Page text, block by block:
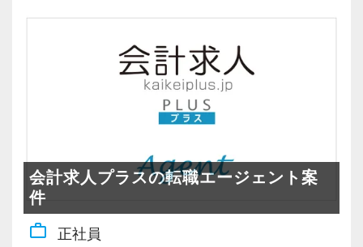
（１）プレイングマネージャー経験のある方
スタッフとしてスキルを磨きつつ、マネジ
メントにも挑戦したい方、大歓迎！
ンが実現可能です。
（２）税理士資格の取得支援
試験休暇制度があります。有給休暇と併用
そのために1番大切な事は既存の全ての業務のフ
ローを効率的に見直すことではありません。
一番大事な事は「無駄な業務を全部やめる」と
・無駄な会議・朝礼
・無駄な顧客面談・訪問
・無駄な飲み会・人間関係
・無駄な慣習(スーツ着用など)
▼採用面接用プレゼン資料です。興味がある方
https://docs.google.com/presentation/d/
▼エクセライクの世界観をドラクエ風に表現し
てみました。興味がある方はご拝読ください
https://docs.google.com/presentation/d/
く事が可能になりました。
ここまでの道のりは決して平たんなものではあ
りませんでしたが、現在は全てのスタッフがス
トレスを抱えることなく、更には十分な報酬を
得ながら税理士試験にも精力的に取り組む事が
弊社の売上高経常利益率は30％に達しており、
現在は悠然と事業を遂行できる体制が整ってい
ます。
その結果を受け2年連続でベースアップを行い、
会計求人プラスの転職エージェント案
件
work_outline 正社員